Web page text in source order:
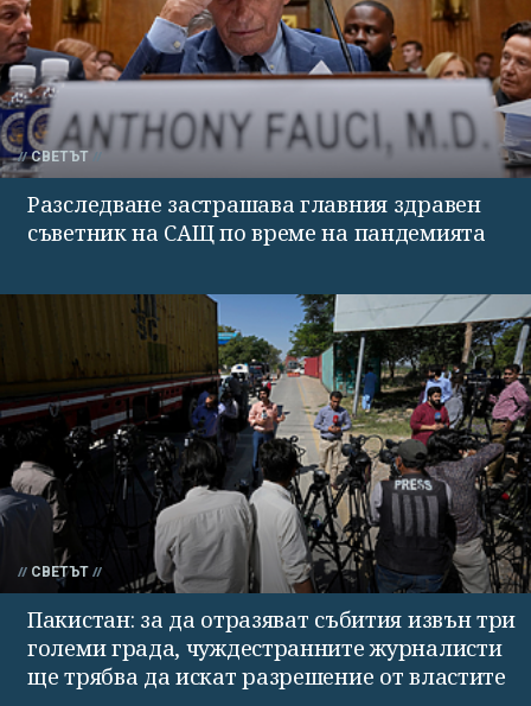
СВЕТЪТ
Разследване застрашава главния здравен
съветник на САЩ по време на пандемията
СВЕТЪТ
Пакистан: за да отразяват събития извън три
големи града, чуждестранните журналисти
ще трябва да искат разрешение от властите